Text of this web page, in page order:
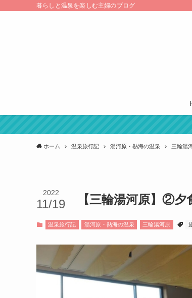
暮らしと温泉を楽しむ主婦のブログ
ホーム 温泉旅行記 湯河原・熱海の温泉 三輪湯
【三輪湯河原】②
2022
11/19
温泉旅行記 湯河原・熱海の温泉 三輪湯河原